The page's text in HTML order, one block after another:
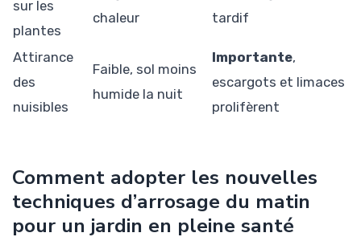
sur les
plantes
chaleur
tardif
Attirance
des
nuisibles
Faible, sol moins
humide la nuit
Importante,
escargots et limaces
prolifèrent
Comment adopter les nouvelles
techniques d’arrosage du matin
pour un jardin en pleine santé